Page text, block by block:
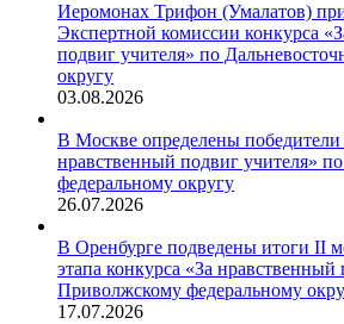
Иеромонах Трифон (Умалатов)
Экспертной комиссии конкурса
подвиг учителя» по
округу
03.08.2026
В Москве определены победители
нравственный подвиг учителя»
федеральному округу
26.07.2026
В Оренбурге подведены итоги II
этапа конкурса «За нравственный
Приволжскому федеральному
17.07.2026